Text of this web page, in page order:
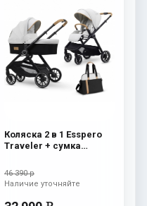
Коляска 2 в 1 Esspero
Traveler + сумка
46 390 р
Наличие уточняйте